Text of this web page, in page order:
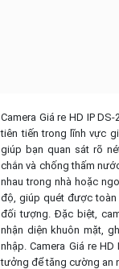
Camera Giá re HD IP
tiên tiến trong lĩnh vực
giúp bạn quan sát rõ
chắn và chống thấm
nhau trong nhà hoặc
độ, giúp quét được
đối tượng. Đặc biệt,
nhận diện khuôn mặt,
nhập. Camera Giá re
tưởng để tăng cường an